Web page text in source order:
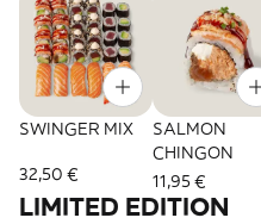
SWINGER MIX
32,50 €
SALMON
CHINGON
11,95 €
LIMITED EDITION